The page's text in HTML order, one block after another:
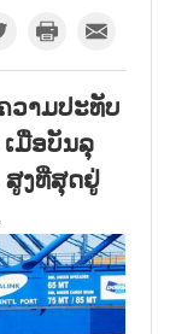
ວາມປະທັບ
ມື່ອບັນລຸ
ສູງທີ່ສຸດຢູ່